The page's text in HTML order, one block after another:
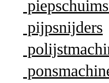
pijpsnijders